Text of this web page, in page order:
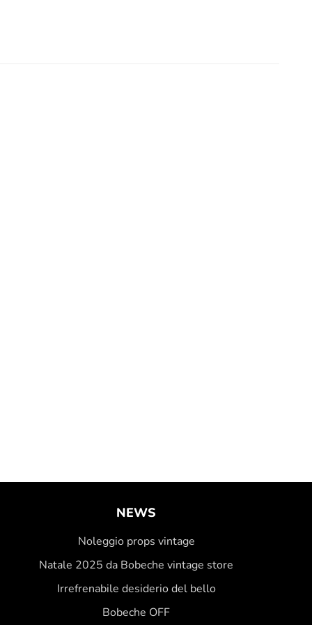
NEWS
Noleggio props vintage
Natale 2025 da Bobeche vintage store
Irrefrenabile desiderio del bello
Bobeche OFF